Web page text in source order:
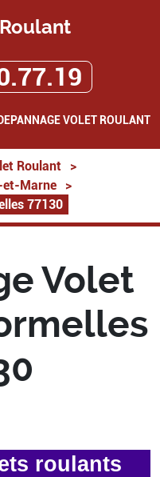
DEPANNAGE VOLET ROULANT
Roulant
>
et-Marne
>
77130
Volet
roulants